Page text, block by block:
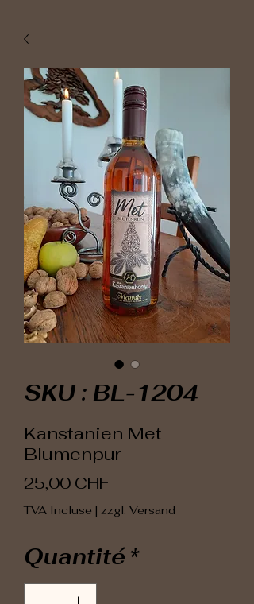
SKU : BL-1204
Kanstanien Met
Blumenpur
25,00 CHFPrix
TVA Incluse | zzgl. Versand
Quantité *